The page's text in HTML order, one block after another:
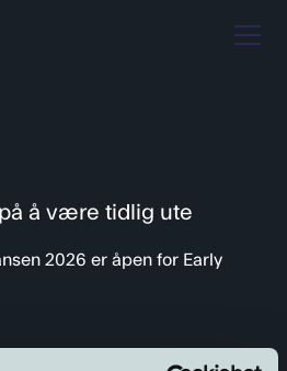
å være tidlig ute
2026 er åpen for Early